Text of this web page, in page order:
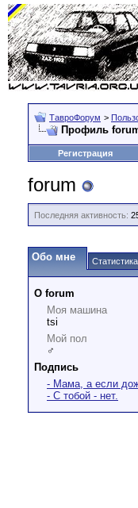
ТавроФорум >
Профиль
Регистрация
forum
Последняя активность:
Обо мне Статистика
О forum
Моя машина
tsi
Мой пол
♂
Подпись
- Мама, а если
- С тобой - нет.